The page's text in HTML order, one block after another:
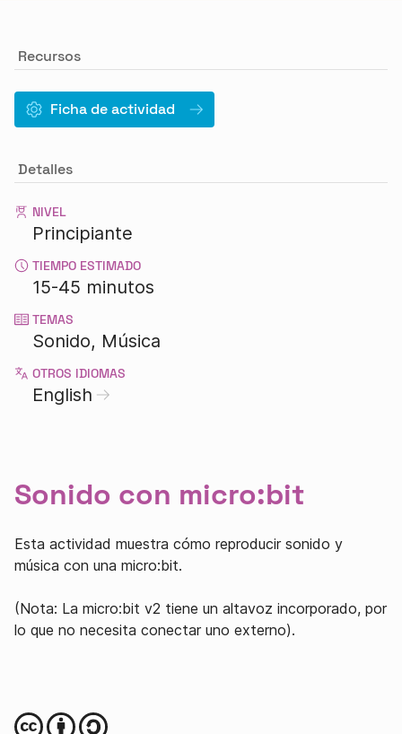
Recursos
Ficha de actividad
Detalles
NIVEL
Principiante
TIEMPO ESTIMADO
15-45 minutos
TEMAS
Sonido Música
OTROS IDIOMAS
English
Sonido con micro:bit
Esta actividad muestra cómo reproducir sonido y
música con una micro:bit.
(Nota: La micro:bit v2 tiene un altavoz incorporado, por
lo que no necesita conectar uno externo).